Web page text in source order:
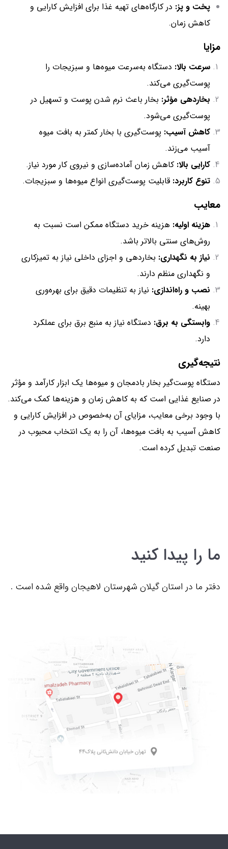
پخت و پز: در کارگاه‌های تهیه غذا برای افزایش کارایی و
کاهش زمان.
مزایا
سرعت بالا: دستگاه به‌سرعت میوه‌ها و سبزیجات را
پوست‌گیری می‌کند.
بخاردهی مؤثر: بخار باعث نرم شدن پوست و تسهیل در
پوست‌گیری می‌شود.
کاهش آسیب: پوست‌گیری با بخار کمتر به بافت میوه
آسیب می‌زند.
کارایی بالا: کاهش زمان آماده‌سازی و نیروی کار مورد نیاز.
تنوع کاربرد: قابلیت پوست‌گیری انواع میوه‌ها و سبزیجات.
معایب
هزینه اولیه: هزینه خرید دستگاه ممکن است نسبت به
روش‌های سنتی بالاتر باشد.
نیاز به نگهداری: بخاردهی و اجزای داخلی نیاز به تمیزکاری
و نگهداری منظم دارند.
نصب و راه‌اندازی: نیاز به تنظیمات دقیق برای بهره‌وری
بهینه.
وابستگی به برق: دستگاه نیاز به منبع برق برای عملکرد
دارد.
نتیجه‌گیری
دستگاه پوست‌گیر بخار بادمجان و میوه‌ها یک ابزار کارآمد و مؤثر
در صنایع غذایی است که به کاهش زمان و هزینه‌ها کمک می‌کند.
با وجود برخی معایب، مزایای آن به‌خصوص در افزایش کارایی و
کاهش آسیب به بافت میوه‌ها، آن را به یک انتخاب محبوب در
صنعت تبدیل کرده است.
ما را پیدا کنید
دفتر ما در استان گیلان شهرستان لاهیجان واقع شده است .